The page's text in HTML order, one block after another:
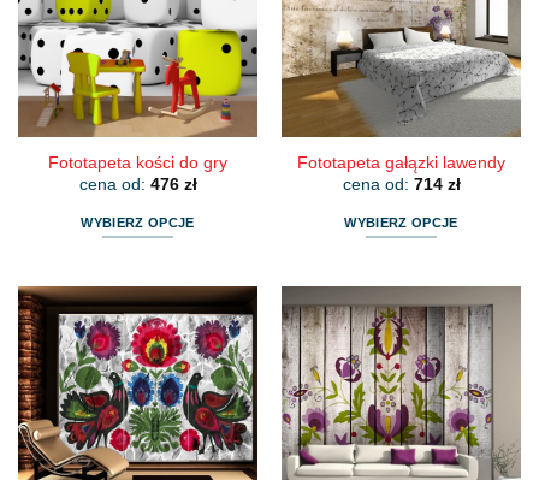
można
wybrać
na
stronie
produktu
można
wybrać
na
stronie
produktu
Fototapeta kości do gry
cena od: 476 zł
WYBIERZ OPCJE
ma
wiele
wariantów.
Opcje
można
wybrać
na
Fototapeta gałązki lawendy
cena od: 714 zł
WYBIERZ OPCJE
ma
wiele
wariantów.
Opcje
można
wybrać
na